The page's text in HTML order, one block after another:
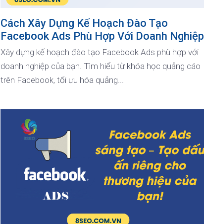
Cách Xây Dựng Kế Hoạch Đào Tạo
Facebook Ads Phù Hợp Với Doanh Nghiệp
Xây dựng kế hoạch đào tạo Facebook Ads phù hợp với
doanh nghiệp của bạn. Tìm hiểu từ khóa học quảng cáo
trên Facebook, tối ưu hóa quảng...